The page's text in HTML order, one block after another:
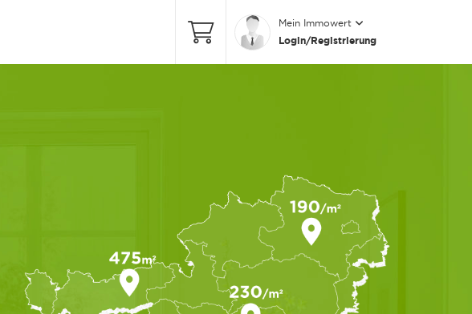
Mein Immowert
Login/Registrierung